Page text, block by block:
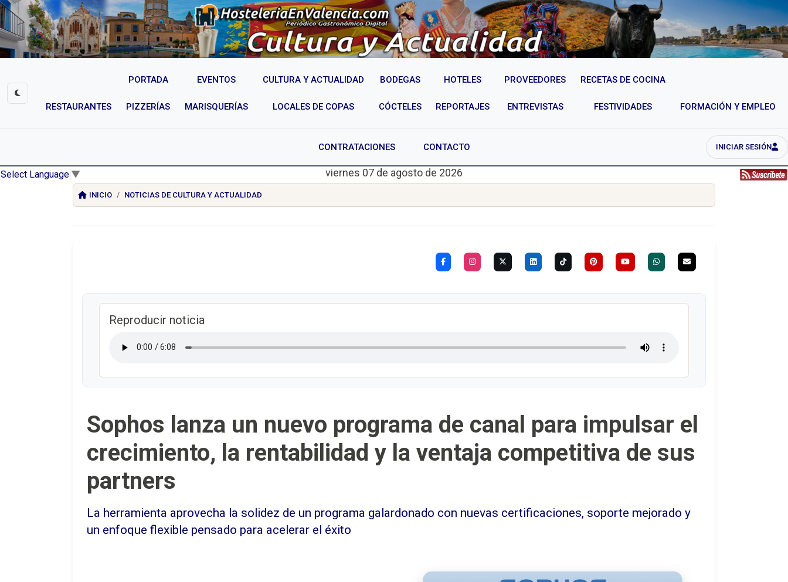
PORTADA EVENTOS CULTURA Y ACTUALIDAD BODEGAS HOTELES PROVEEDORES RECETAS DE COCINA
RESTAURANTES PIZZERÍAS MARISQUERÍAS LOCALES DE COPAS CÓCTELES REPORTAJES ENTREVISTAS FESTIVIDADES FORMACIÓN Y EMPLEO
CONTRATACIONES CONTACTO INICIAR SESIÓN
Select Language ▼ viernes 07 de agosto de 2026
INICIO NOTICIAS DE CULTURA Y ACTUALIDAD
Reproducir noticia
Sophos lanza un nuevo programa de canal para impulsar el
crecimiento, la rentabilidad y la ventaja competitiva de sus
partners
La herramienta aprovecha la solidez de un programa galardonado con nuevas certificaciones, soporte mejorado y
un enfoque flexible pensado para acelerar el éxito